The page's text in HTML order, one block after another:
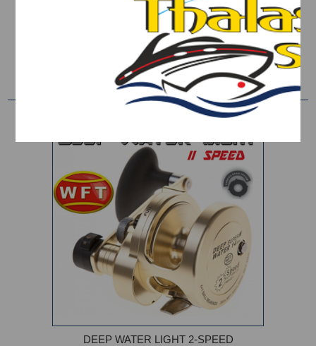
ΜΗΧΑΝΙΣΜΟΙ ΨΑΡΕΜΑΤΟΣ /
ΟΡΙΖΟΝΤΙΟΥ ΤΥΜΠΑΝΟΥ LEVER DRAG / WFT / DEEP WATER LIGHT
DEEP WATER LIGHT 2-SPEED